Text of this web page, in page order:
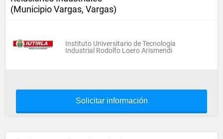
(Municipio Vargas, Vargas)
Instituto Universitario de Tecnología
Industrial Rodolfo Loero Arismendi
Solicitar información